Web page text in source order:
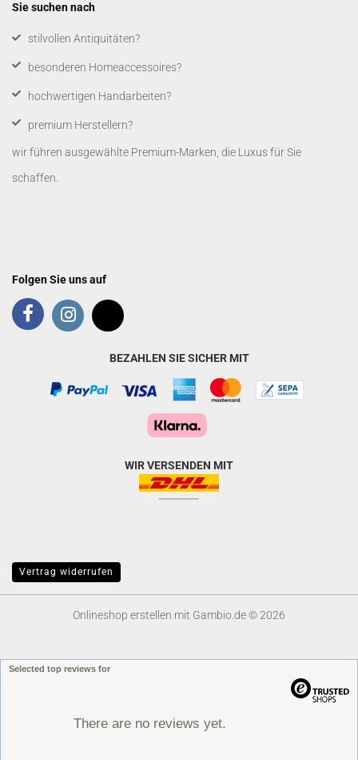
Sie suchen nach
​stilvollen Antiquitäten?
besonderen Homeaccessoires?
hochwertigen Handarbeiten?
premium Herstellern?
wir führen ausgewählte Premium-Marken, die Luxus für Sie
schaffen.
Folgen Sie uns auf
BEZAHLEN SIE SICHER MIT
WIR VERSENDEN MIT
Vertrag widerrufen
Onlineshop erstellen mit Gambio.de © 2026
Selected top reviews for
There are no reviews yet.